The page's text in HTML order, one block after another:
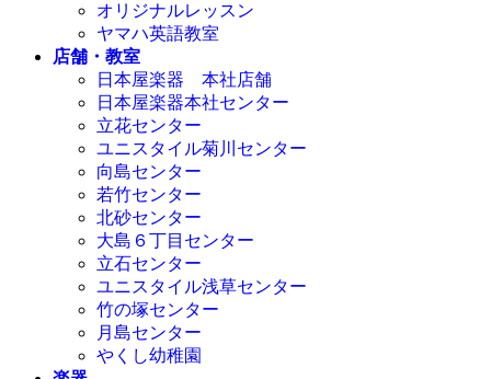
オリジナルレッスン
ヤマハ英語教室
店舗・教室
日本屋楽器 本社店舗
日本屋楽器本社センター
立花センター
ユニスタイル菊川センター
向島センター
若竹センター
北砂センター
大島６丁目センター
立石センター
ユニスタイル浅草センター
竹の塚センター
月島センター
やくし幼稚園